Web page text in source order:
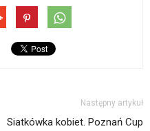
Następny artykuł
Siatkówka kobiet. Poznań Cup